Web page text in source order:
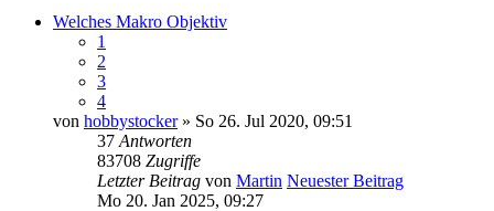
Welches Makro Objektiv
1
2
3
4
von hobbystocker» So 26. Jul 2020, 09:51
37 Antworten
83708 Zugriffe
Letzter Beitrag von Martin Neuester Beitrag
Mo 20. Jan 2025, 09:27